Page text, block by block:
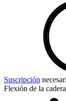
Suscripción
Flexión de la